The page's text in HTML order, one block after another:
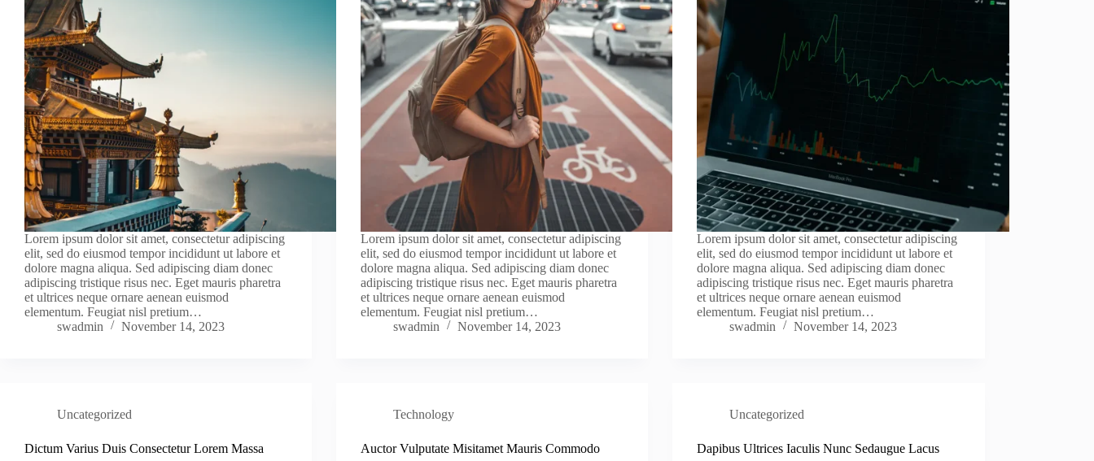
Lorem ipsum dolor sit amet, consectetur adipiscing
elit, sed do eiusmod tempor incididunt ut labore et
dolore magna aliqua. Sed adipiscing diam donec
adipiscing tristique risus nec. Eget mauris pharetra
et ultrices neque ornare aenean euismod
elementum. Feugiat nisl pretium…
swadmin
November 14, 2023
Lorem ipsum dolor sit amet, consectetur adipiscing
elit, sed do eiusmod tempor incididunt ut labore et
dolore magna aliqua. Sed adipiscing diam donec
adipiscing tristique risus nec. Eget mauris pharetra
et ultrices neque ornare aenean euismod
elementum. Feugiat nisl pretium…
swadmin
November 14, 2023
Lorem ipsum dolor sit amet, consectetur adipiscing
elit, sed do eiusmod tempor incididunt ut labore et
dolore magna aliqua. Sed adipiscing diam donec
adipiscing tristique risus nec. Eget mauris pharetra
et ultrices neque ornare aenean euismod
elementum. Feugiat nisl pretium…
swadmin
November 14, 2023
Uncategorized
Dictum Varius Duis Consectetur Lorem Massa
Technology
Auctor Vulputate Misitamet Mauris Commodo
Uncategorized
Dapibus Ultrices Iaculis Nunc Sedaugue Lacus